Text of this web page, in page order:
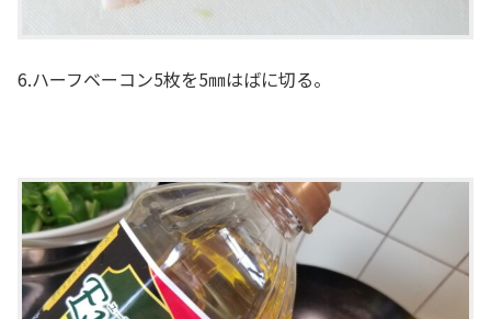
6.ハーフベーコン5枚を5㎜はばに切る。